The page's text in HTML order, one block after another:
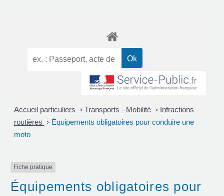
Accueil particuliers > Transports - Mobilité > Infractions
routières
> Équipements obligatoires pour conduire une
moto
Fiche pratique
Équipements obligatoires pour